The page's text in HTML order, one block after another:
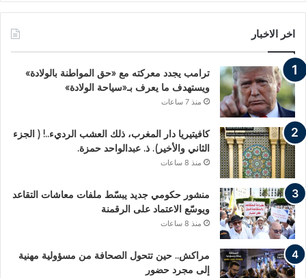
اخر الاخبار
ترامب يجدد معركته مع «حق المواطنة بالولادة»
ويستهدف ما يعرف بـ«سياحة الولادة»
منذ 7 ساعات
كافيتيريا دار المغرب، ذلك العشب الرديء..! ( الجزء
الثاني والأخير). ذ. عبدالواحد حمزة.
منذ 8 ساعات
منشور حكومي جديد يبسّط ملفات معاشات التقاعد
ويوسّع الاعتماد على الرقمنة
منذ 8 ساعات
مراكش.. حين تتحول الصحافة من مسؤولية مهنية
إلى مجرد حضور